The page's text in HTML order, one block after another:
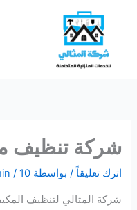
المحتوى
شركة تنظيف
اترك تعليقاً / بواسطة / 10 يونيو، 2026
شركة المثالي لتنظيف